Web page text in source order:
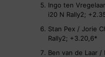
Ingo ten
i20 N Rally2;
Stan Pex / Jorie
Rally2; +3.20,6*
Ben van de Laar /